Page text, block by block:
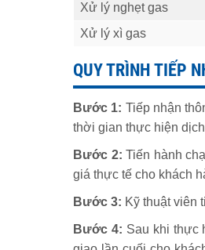
Xử lý nghẹt gas
Xử lý xì gas
QUY TRÌNH TIẾP
Bước 1: Tiếp nhận
thời gian thực hiện
Bước 2: Tiến hành
giá thực tế cho khách
Bước 3: Kỹ thuật viên
Bước 4: Sau khi thực